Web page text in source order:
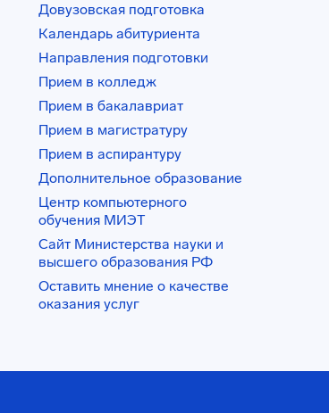
Довузовская подготовка
Календарь абитуриента
Направления подготовки
Прием в колледж
Прием в бакалавриат
Прием в магистратуру
Прием в аспирантуру
Дополнительное образование
Центр компьютерного
обучения МИЭТ
Сайт Министерства науки и
высшего образования РФ
Оставить мнение о качестве
оказания услуг